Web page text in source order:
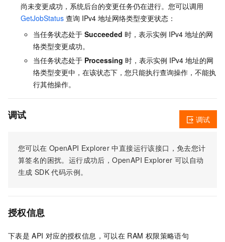
尚未变更成功，系统后台的变更任务仍在进行。您可以调用
GetJobStatus 查询 IPv4 地址网络类型变更状态：
当任务状态处于 Succeeded 时，表示实例 IPv4 地址的网
络类型变更成功。
当任务状态处于 Processing 时，表示实例 IPv4 地址的网
络类型变更中，在该状态下，您只能执行查询操作，不能执
行其他操作。
调试
您可以在 OpenAPI Explorer 中直接运行该接口，免去您计
算签名的困扰。运行成功后，OpenAPI Explorer 可以自动
生成 SDK 代码示例。
调试
授权信息
下表是 API 对应的授权信息，可以在 RAM 权限策略语句